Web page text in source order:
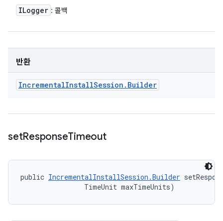
ILogger : 콜백
반환
IncrementalInstallSession . Builder
setResponseTimeout
public IncrementalInstallSession.Builder
                TimeUnit maxTimeUnits)